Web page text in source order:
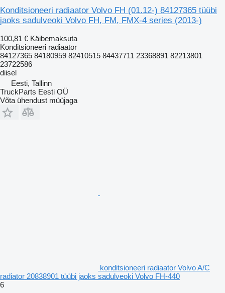
Konditsioneeri radiaator Volvo FH (01.12-) 84127365 tüübi
jaoks sadulveoki Volvo FH, FM, FMX-4 series (2013-)
100,81 € Käibemaksuta
Konditsioneeri radiaator
84127365 84180959 82410515 84437711 23368891 82213801
23722586
diisel
Eesti, Tallinn
TruckParts Eesti OÜ
Võta ühendust müüjaga
konditsioneeri radiaator Volvo A/C
radiator 20838901 tüübi jaoks sadulveoki Volvo FH-440
6